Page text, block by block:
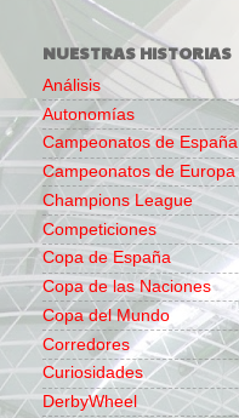
NUESTRAS HISTORIAS
Análisis
Autonomías
Campeonatos de España
Campeonatos de Europa
Champions League
Competiciones
Copa de España
Copa de las Naciones
Copa del Mundo
Corredores
Curiosidades
DerbyWheel